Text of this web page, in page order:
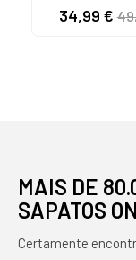
34,99 €
MAIS DE
SAPATOS
Certamente